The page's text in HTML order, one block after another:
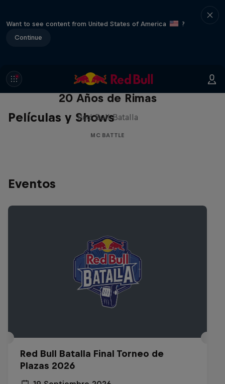
Want to see content from United States of America
?
Continue
Películas y Shows
Red Bull Batalla Nueva Historia:
20 Años de Rimas
Red Bull Batalla
MC BATTLE
Eventos
Red Bull Batalla Final Torneo de
Plazas 2026